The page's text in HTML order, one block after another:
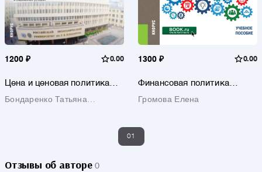
1200 ₽ 0.00
Цена и ценовая политика
Учебник.
Бондаренко Татьяна
1300 ₽ 0.00
Финансовая политика
Учебное пособие.
Громова Елена
01
Отзывы об авторе 0